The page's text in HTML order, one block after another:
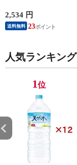
2,534 円
送料無料 23
人気ランキング
1位